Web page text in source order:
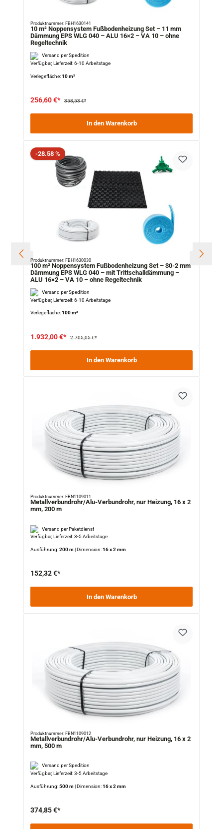
Produktnummer: FBH1630141
10 m² Noppensystem Fußbodenheizung Set – 11 mm
Dämmung EPS WLG 040 – ALU 16×2 – VA 10 – ohne
Regeltechnik
Versand per Spedition
Verfügbar, Lieferzeit: 6-10 Arbeitstage
Verlegefläche:10 m²
256,60 €* 358,53 €*
In den Warenkorb
Rabatt
-28.58 %
Produktnummer: FBH1630030
100 m² Noppensystem Fußbodenheizung Set – 30-2 mm
Dämmung EPS WLG 040 – mit Trittschalldämmung –
ALU 16×2 – VA 10 – ohne Regeltechnik
Versand per Spedition
Verfügbar, Lieferzeit: 6-10 Arbeitstage
Verlegefläche:100 m²
1.932,00 €* 2.705,05 €*
In den Warenkorb
Produktnummer: FBN1109011
Metallverbundrohr/Alu-Verbundrohr, nur Heizung, 16 x 2
mm, 200 m
Versand per Paketdienst
Verfügbar, Lieferzeit: 3-5 Arbeitstage
Ausführung:200 m|Dimension:16 x 2 mm
152,32 €*
In den Warenkorb
Produktnummer: FBN1109012
Metallverbundrohr/Alu-Verbundrohr, nur Heizung, 16 x 2
mm, 500 m
Versand per Spedition
Verfügbar, Lieferzeit: 3-5 Arbeitstage
Ausführung:500 m|Dimension:16 x 2 mm
374,85 €*